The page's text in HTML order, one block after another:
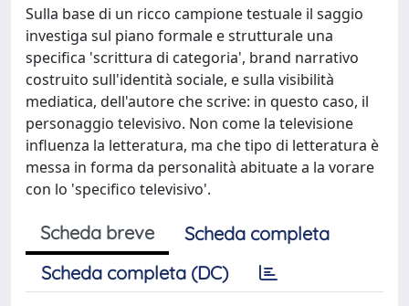
Sulla base di un ricco campione testuale il saggio
investiga sul piano formale e strutturale una
specifica 'scrittura di categoria', brand narrativo
costruito sull'identità sociale, e sulla visibilità
mediatica, dell'autore che scrive: in questo caso, il
personaggio televisivo. Non come la televisione
influenza la letteratura, ma che tipo di letteratura è
messa in forma da personalità abituate a la vorare
con lo 'specifico televisivo'.
Scheda breve
Scheda completa
Scheda completa (DC)